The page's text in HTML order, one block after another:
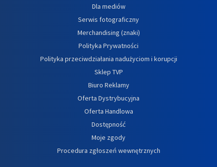
Dla mediów
Serwis fotograficzny
Merchandising (znaki)
Polityka Prywatności
Polityka przeciwdziałania nadużyciom i korupcji
Sklep TVP
Biuro Reklamy
Oferta Dystrybucyjna
Oferta Handlowa
Dostępność
Moje zgody
Procedura zgłoszeń wewnętrznych